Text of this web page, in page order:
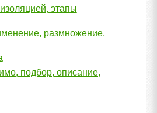
этапы
размножение,
подбор, описание,